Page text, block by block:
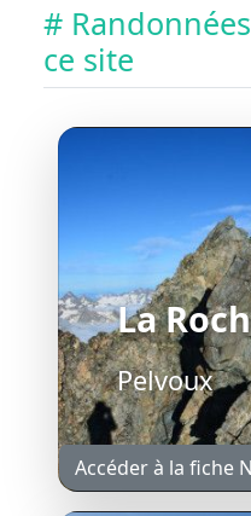
#
ce site
La
Pelvoux
Accéder à la fiche